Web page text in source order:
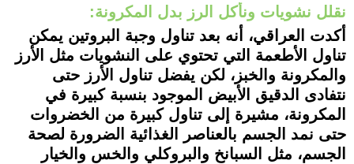
نقلل نشويات ونأكل الرز بدل المكرونة:
أكدت العراقي، أنه بعد تناول وجبة البروتين يمكن
تناول الأطعمة التي تحتوي على النشويات مثل الأرز
والمكرونة والخبز، لكن يفضل تناول الأرز حتى
نتفادى الدقيق الأبيض الموجود بنسبة كبيرة في
المكرونة، مشيرة إلى تناول كبيرة من الخضروات
حتى نمد الجسم بالعناصر الغذائية الضرورة لصحة
الجسم، مثل السبانخ والبروكلي والخس والخيار